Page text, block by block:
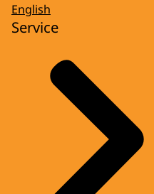
English
Service